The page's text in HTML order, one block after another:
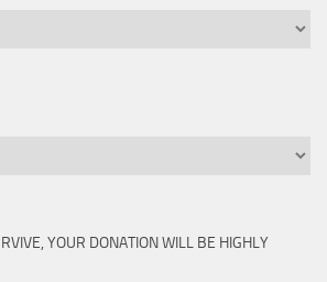
YOUR DONATION WILL BE HIGHLY